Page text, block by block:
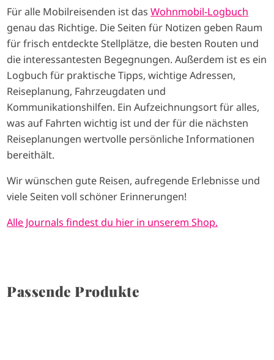
Für alle Mobilreisenden ist dasWohnmobil-Logbuch
genau das Richtige. Die Seiten für Notizen geben Raum
für frisch entdeckte Stellplätze, die besten Routen und
die interessantesten Begegnungen. Außerdem ist es ein
Logbuch für praktische Tipps, wichtige Adressen,
Reiseplanung, Fahrzeugdaten und
Kommunikationshilfen. Ein Aufzeichnungsort für alles,
was auf Fahrten wichtig ist und der für die nächsten
Reiseplanungen wertvolle persönliche Informationen
bereithält.
Wir wünschen gute Reisen, aufregende Erlebnisse und
viele Seiten voll schöner Erinnerungen!
Alle Journals findest du hier in unserem Shop.
Passende Produkte